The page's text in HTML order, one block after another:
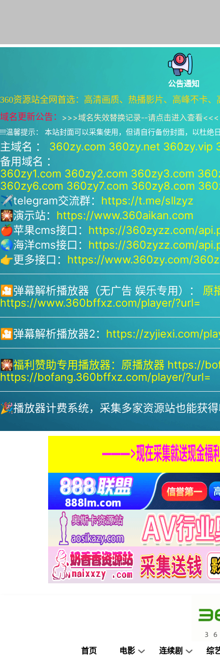
公告通知
360资源站全网首选：高清画质、热播影片、高峰不卡
域名更新公告： >>>域名失效替换记录--请点击进入查看<<<
!!!温馨提示： 本站封面可以采集使用，但请自行备份封面，以杜绝
主域名 ： 360zy.com 360zy.net 360zy.vip
备用域名 ：
360zy1.com 360zy2.com 360zy3.com
360zy6.com 360zy7.com 360zy8.com
✈telegram交流群： https://t.me/sllzyz
🎇演示站： https://www.360aikan.com
🍎苹果cms接口： https://360zyzz.com/
🌏海洋cms接口： https://360zyzz.com/
👉更多接口： https://www.360zy.com/
🎦弹幕解析播放器（无广告 娱乐专用）： 原
https://www.360bffxz.com/player/?url=
🎦弹幕解析播放器2： https://zyjiexi.com/
🎇福利赞助专用播放器： 原播放器 https://
https://bofang.360bffxz.com/player/?url=
🎉播放器计费系统，采集多家资源站也能获
首页 电影 连续剧 综